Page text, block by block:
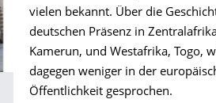
vielen bekannt. Über die
deutschen Präsenz in
Kamerun, und Westafrika, Togo,
dagegen weniger in der
Öffentlichkeit gesprochen.